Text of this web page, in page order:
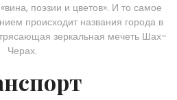
поэзии и цветов». И то самое
происходит названия города в
зеркальная мечеть Шах-
Черах.